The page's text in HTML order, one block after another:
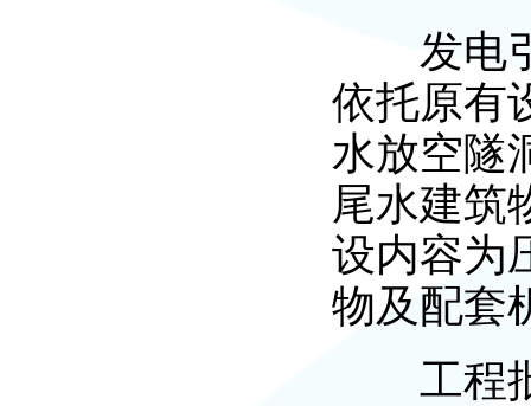
发电引
依托原有
水放空隧
尾水建筑
设内容为
物及配套
工程批